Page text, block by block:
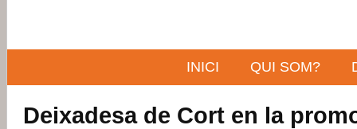
INICI QUI SOM?
Deixadesa de Cort en la